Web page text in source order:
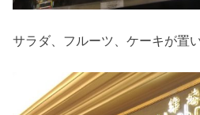
サラダ、フルーツ、ケーキが置